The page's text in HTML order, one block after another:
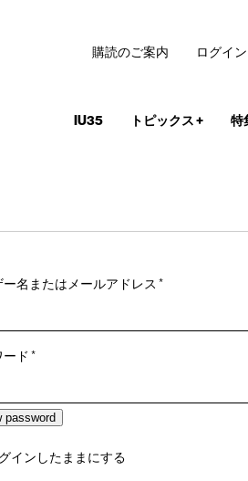
IU35 トピックス+ 特
購読のご案内 ログイン
ー名またはメールアドレス*必
ード*必
インしたままにする